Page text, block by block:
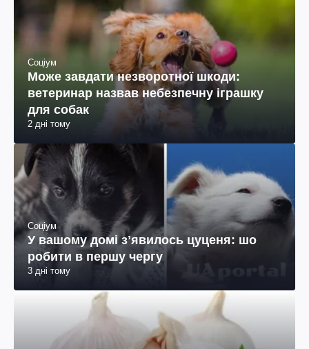
Соціум
Може завдати незворотної шкоди:
ветеринар назвав небезпечну іграшку
для собак
2 дні тому
Соціум
У вашому домі зʼявилось цуценя: шо
робити в першу чергу
3 дні тому